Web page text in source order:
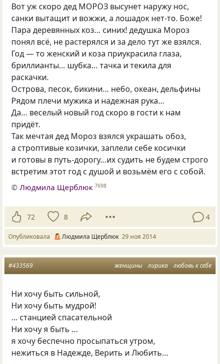
Вот уж скоро дед МОРОЗ высунет наружу нос,
санки вытащит и вожжи, а лошадок нет-то. Боже!
Пара деревянных коз… синих! дедушка Мороз
понял всё, не растерялся и за дело тут же взялся.
Год — то женский и коза приукрасила глаза,
бриллианты… шубка… тачка и текила для
раскачки.
Острова, песок, бикини… небо, океан, дельфины
Рядом плечи мужика и надежная рука…
Да… веселый новый год скоро в гости к нам
придёт.
Так мечтая дед Мороз взялся украшать обоз,
а строптивые козички, заплели себе косички
и готовы в путь-дорогу…их судить не будем строго
встретим этот год с душой и возьмём его с собой.
©Людмила Щерблюк 7698
72 8 4
Опубликовала Людмила Щерблюк 29 ноя 2014
женщины лирика любовь к себе
#433569
Ни хочу быть сильной,
Ни хочу быть мудрой!
… станцией спасательной
Ни хочу я быть …
я хочу беспечно просыпаться утром,
нежиться в Надежде, Верить и Любить…